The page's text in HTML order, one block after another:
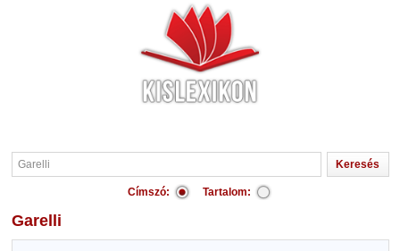
Címszó: Tartalom:
Garelli